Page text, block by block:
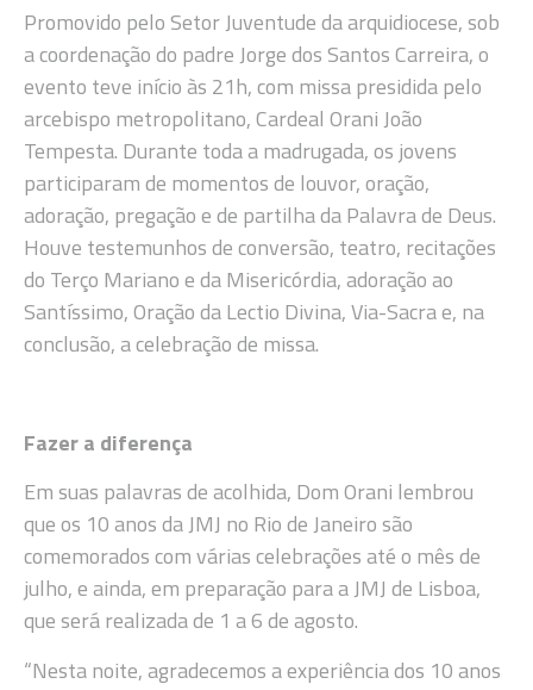
Promovido pelo Setor Juventude da arquidiocese, sob
a coordenação do padre Jorge dos Santos Carreira, o
evento teve início às 21h, com missa presidida pelo
arcebispo metropolitano, Cardeal Orani João
Tempesta. Durante toda a madrugada, os jovens
participaram de momentos de louvor, oração,
adoração, pregação e de partilha da Palavra de Deus.
Houve testemunhos de conversão, teatro, recitações
do Terço Mariano e da Misericórdia, adoração ao
Santíssimo, Oração da Lectio Divina, Via-Sacra e, na
conclusão, a celebração de missa.
Fazer a diferença
Em suas palavras de acolhida, Dom Orani lembrou
que os 10 anos da JMJ no Rio de Janeiro são
comemorados com várias celebrações até o mês de
julho, e ainda, em preparação para a JMJ de Lisboa,
que será realizada de 1 a 6 de agosto.
“Nesta noite, agradecemos a experiência dos 10 anos